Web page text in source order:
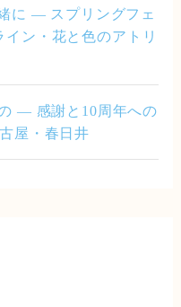
に — スプリングフェ
ン・花と色のアトリ
― 感謝と10周年への
屋・春日井